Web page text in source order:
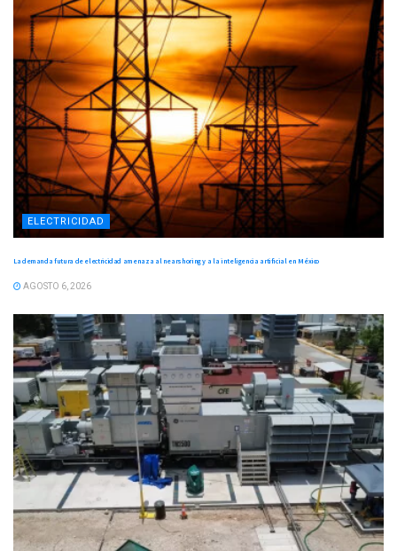
ELECTRICIDAD
La demanda futura de electricidad amenaza al nearshoring y a la inteligencia artificial en México
AGOSTO 6, 2026